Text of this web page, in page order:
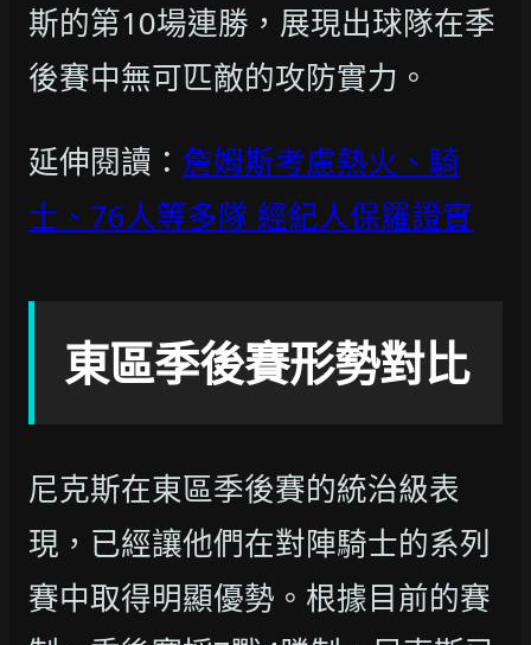
斯的第10場連勝，展現出球隊在季
後賽中無可匹敵的攻防實力。
延伸閱讀： 詹姆斯考慮熱火、騎
士、76人等多隊 經紀人保羅證實
東區季後賽形勢對比
尼克斯在東區季後賽的統治級表
現，已經讓他們在對陣騎士的系列
賽中取得明顯優勢。根據目前的賽